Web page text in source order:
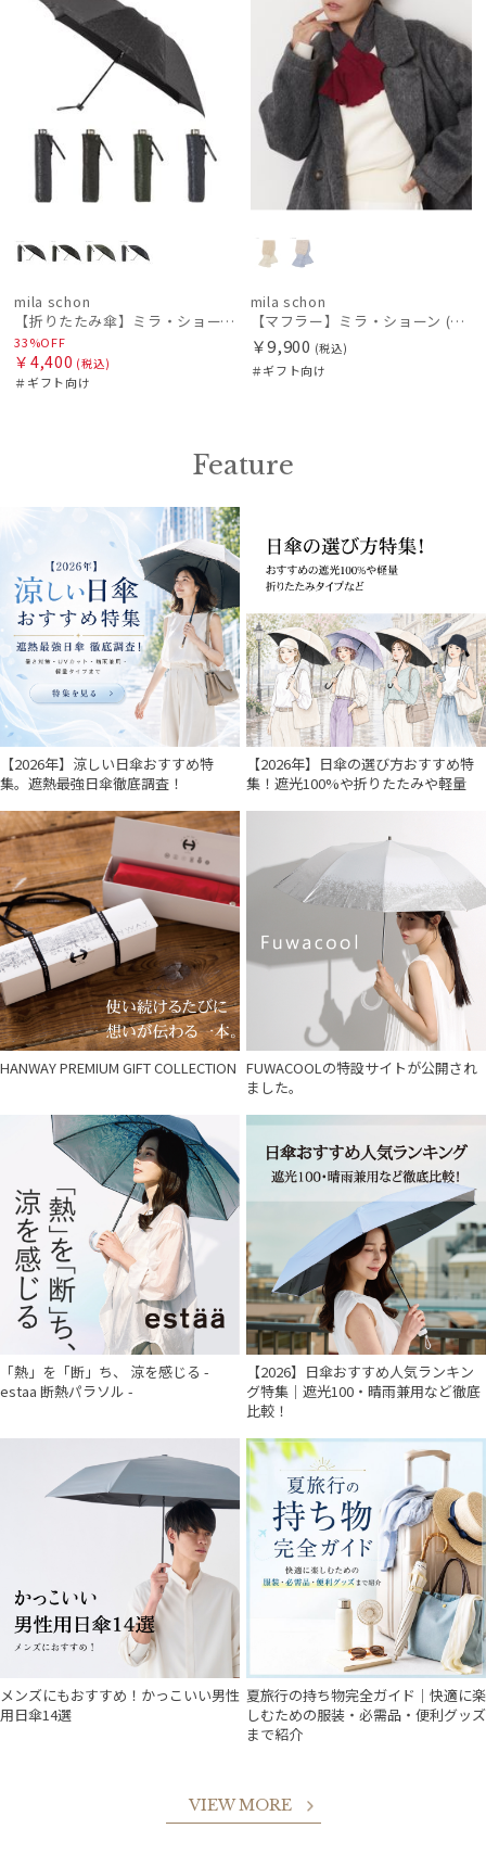
LANVIN en Bleu
ランバン オン ブルー
MACKINTOSH PHILOSOPHY
マッキントッシュ フィロソフィー
MAGICAL TECH
マジカルテック
mila schon
ミラ・ショーン
MIRACLE TECH
ミラクルテック
OTHER BRAND
PAUL&JOE ACCESSOIRES
ポールアンドジョー アクセソワ
POLO RALPH LAUREN
ポロ ラルフ ローレン
SWASH LONDON
スウォッシュロンドン
urawaza
ウラワザ
マフラー・ストール・スカーフ
カラー
価格・割引率
在庫表示
販売状況
入荷状況
mila schon
【折りたたみ傘】ミラ・ショーン(mila schon) ロゴジャガード
33%OFF
￥4,400 (税込)
＃ギフト向け
mila schon
【マフラー】ミラ・ショーン (mila schon) カシミヤ100％ レーシーニットキャンディプチマフラー カシミヤ プレゼント ギフト クリスマス
￥9,900 (税込)
＃ギフト向け
Feature
【2026年】涼しい日傘おすすめ特
集。遮熱最強日傘徹底調査！
【2026年】日傘の選び方おすすめ特
集！遮光100%や折りたたみや軽量
HANWAY PREMIUM GIFT COLLECTION FUWACOOLの特設サイトが公開され
ました。
「熱」を「断」ち、 涼を感じる -
estaa 断熱パラソル -
【2026】日傘おすすめ人気ランキン
グ特集｜遮光100・晴雨兼用など徹底
比較！
メンズにもおすすめ！かっこいい男性
用日傘14選
夏旅行の持ち物完全ガイド｜快適に楽
しむための服装・必需品・便利グッズ
まで紹介
VIEW MORE